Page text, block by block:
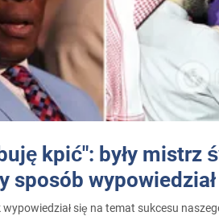
kpić": były mistrz
sposób
się na temat sukcesu